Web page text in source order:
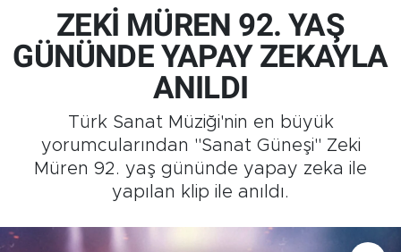
ZEKİ MÜREN 92. YAŞ
GÜNÜNDE YAPAY ZEKAYLA
ANILDI
Türk Sanat Müziği'nin en büyük
yorumcularından "Sanat Güneşi" Zeki
Müren 92. yaş gününde yapay zeka ile
yapılan klip ile anıldı.